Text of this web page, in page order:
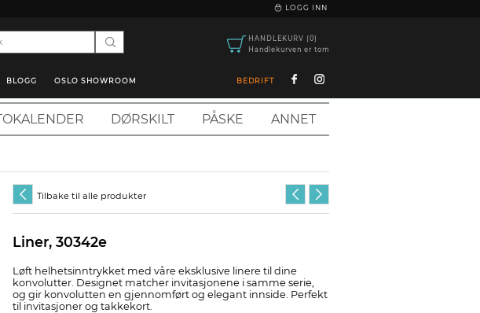
LOGG INN
HANDLEKURV (0)
Handlekurven er tom
BLOGG OSLO SHOWROOM BEDRIFT
DØRSKILT PÅSKE ANNET
Tilbake til alle produkter
Liner, 30342e
Løft helhetsinntrykket med våre eksklusive linere til dine
konvolutter. Designet matcher invitasjonene i samme serie,
og gir konvolutten en gjennomført og elegant innside. Perfekt
til invitasjoner og takkekort.